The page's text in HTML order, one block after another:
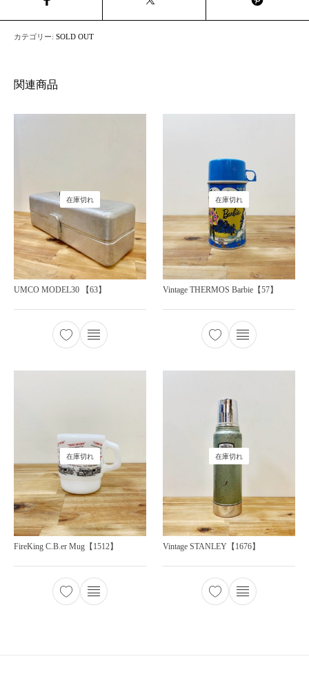
カテゴリー:SOLD OUT
関連商品
在庫切れ
UMCO MODEL30 【63】
在庫切れ
Vintage THERMOS Barbie【57】
在庫切れ
FireKing C.B.er Mug【1512】
在庫切れ
Vintage STANLEY【1676】